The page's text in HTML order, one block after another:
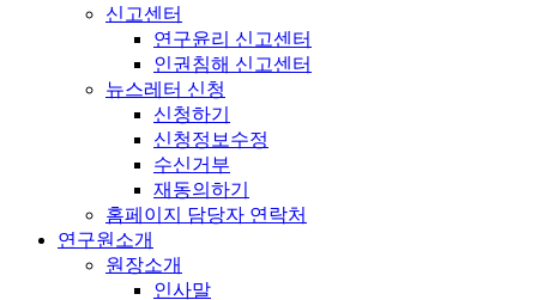
신고센터
연구윤리 신고센터
인권침해 신고센터
뉴스레터 신청
신청하기
신청정보수정
수신거부
재동의하기
홈페이지 담당자 연락처
연구원소개
원장소개
인사말